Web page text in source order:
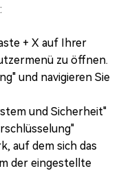
+ X auf Ihrer
zu öffnen.
und navigieren Sie
und Sicherheit"
auf dem sich das
der eingestellte